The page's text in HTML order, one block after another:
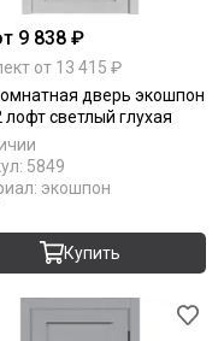
9 838 ₽
от 13 415 ₽
дверь экошпон
лофт светлый глухая
5849
экошпон
Купить